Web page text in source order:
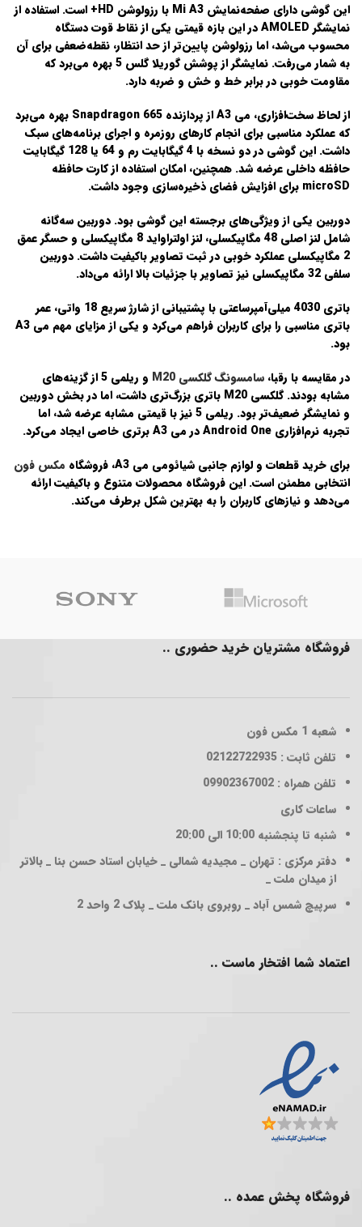
این گوشی دارای صفحه‌نمایش Mi A3 با رزولوشن HD+ است. استفاده از
نمایشگر AMOLED در این بازه قیمتی یکی از نقاط قوت دستگاه
محسوب می‌شد، اما رزولوشن پایین‌تر از حد انتظار، نقطه‌ضعفی برای آن
به شمار می‌رفت. نمایشگر از پوشش گوریلا گلس 5
بهره می‌برد که
مقاومت خوبی در برابر خط و خش و ضربه دارد.
از لحاظ سخت‌افزاری، می A3 از پردازنده Snapdragon 665
بهره می‌برد
که عملکرد مناسبی برای انجام کارهای روزمره و اجرای برنامه‌های سبک
داشت. این گوشی در دو نسخه با 4 گیگابایت رم و 64 یا 128 گیگابایت
حافظه داخلی عرضه شد. همچنین، امکان استفاده از کارت حافظه
microSD برای افزایش فضای ذخیره‌سازی وجود داشت.
دوربین یکی از ویژگی‌های برجسته این گوشی بود. دوربین سه‌گانه
شامل لنز اصلی 48 مگاپیکسلی، لنز اولتراواید 8 مگاپیکسلی و حسگر عمق
2 مگاپیکسلی عملکرد خوبی در ثبت تصاویر باکیفیت داشت. دوربین
سلفی 32 مگاپیکسلی نیز تصاویر با جزئیات بالا ارائه می‌داد.
باتری 4030 میلی‌آمپرساعتی
با پشتیبانی از شارژ سریع 18 واتی، عمر
باتری مناسبی را برای کاربران فراهم می‌کرد و یکی از مزایای مهم می A3
بود.
در مقایسه با رقبا، سامسونگ گلکسی M20 و ریلمی 5
از گزینه‌های
مشابه بودند. گلکسی M20 باتری بزرگ‌تری داشت، اما در بخش دوربین
و نمایشگر ضعیف‌تر بود. ریلمی 5 نیز با قیمتی مشابه عرضه شد، اما
تجربه نرم‌افزاری Android One در می A3 برتری خاصی ایجاد می‌کرد.
برای خرید قطعات و لوازم جانبی شیائومی می A3 ، فروشگاه مکس فون
انتخابی مطمئن است. این فروشگاه محصولات متنوع و باکیفیت ارائه
می‌دهد و نیازهای کاربران را به بهترین شکل برطرف می‌کند.
فروشگاه مشتریان خرید حضوری ..
شعبه 1
مکس فون
تلفن ثابت : 02122722935
تلفن همراه : 09902367002
ساعات کاری
شنبه تا پنجشنبه 10:00 الی 20:00
دفتر مرکزی : تهران _ مجیدیه شمالی _ خیابان استاد حسن بنا _ بالاتر
از میدان ملت _
سرپیچ شمس آباد _ روبروی بانک ملت _ پلاک 2 واحد 2
اعتماد شما افتخار ماست ..
فروشگاه پخش عمده ..